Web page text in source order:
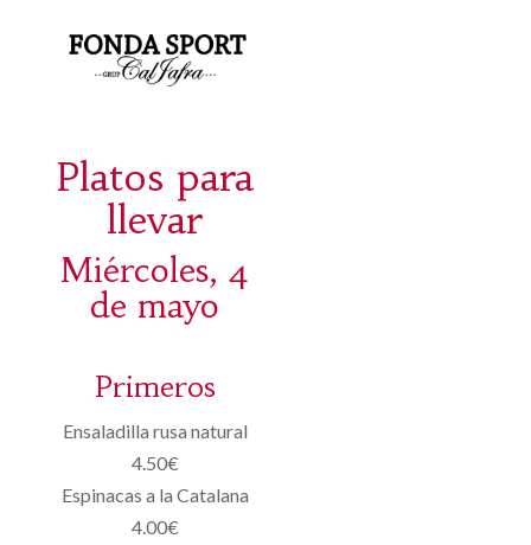
Platos para
llevar
Miércoles, 4
de mayo
Primeros
Ensaladilla rusa natural
4.50€
Espinacas a la Catalana
4.00€